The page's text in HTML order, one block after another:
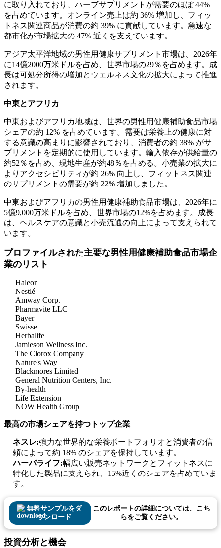
に取り入れており、ハーブサプリメントが需要のほぼ 44%
を占めています。オンライン売上は約 36% 増加し、フィッ
トネス関連商品が消費の約 39% に貢献しています。急速な
都市化が市場拡大の 47% 近くを支えています。
アジア太平洋地域の男性用健康サプリメント市場は、2026年
に14億2000万米ドルを占め、世界市場の29％を占めます。成
長は可処分所得の増加とウェルネス文化の拡大によって推進
されます。
中東とアフリカ
中東およびアフリカ地域は、世界の男性用健康補助食品市場
シェアの約 12% を占めています。需要は栄養上の健康に対
する意識の高まりに影響されており、消費者の約 38% がサ
プリメントを定期的に使用しています。輸入依存が供給量の
約52％を占め、現地生産が約48％を占める。小売業の拡大に
よりアクセシビリティが約 26% 向上し、フィットネス関連
のサプリメントの需要が約 22% 増加しました。
中東およびアフリカの男性用健康補助食品市場は、2026年に
5億9,000万米ドルを占め、世界市場の12%を占めます。成長
は、ヘルスケアの意識と小売流通の向上によって支えられて
います。
プロファイルされた主要な男性用健康補助食品市場企
業のリスト
Haleon
Nestlé
Amway Corp.
Pharmavite LLC
Bayer
Swisse
Herbalife
Jamieson Wellness Inc.
The Clorox Company
Nature's Way
Blackmores Limited
General Nutrition Centers, Inc.
By-health
Life Extension
NOW Health Group
最高の市場シェアを持つトップ企業
ネスレ:強力な世界的な栄養ポートフォリオと消費者の信
頼によって約 18% のシェアを保持しています。
ハーバライフ:幅広い販売ネットワークとフィットネスに
特化した製品に支えられ、15%近くのシェアを占めていま
す。
無料サンプルをダ
ウンロード
このレポートの詳細については、こち
らをご覧ください。
投資分析と機会